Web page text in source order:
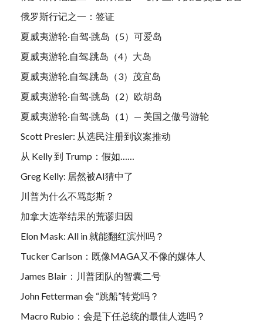
俄罗斯行记之一：签证
夏威夷游轮·自驾·跳岛（5）可爱岛
夏威夷游轮.自驾.跳岛（4）大岛
夏威夷游轮.自驾.跳岛（3）茂宜岛
夏威夷游轮·自驾·跳岛（2）欧胡岛
夏威夷游轮·自驾·跳岛（1）— 美国之傲号游轮
Scott Presler: 从选民注册到议案推动
从 Kelly 到 Trump：假如……
Greg Kelly: 居然被AI猜中了
川普为什么不骂彭斯？
加拿大选举结果的荒谬归因
Elon Mask: All in 就能翻红滨州吗？
Tucker Carlson：既像MAGA又不像的媒体人
James Blair：川普团队的智囊二号
John Fetterman 会 “跳船”转党吗？
Macro Rubio：会是下任总统的最佳人选吗？